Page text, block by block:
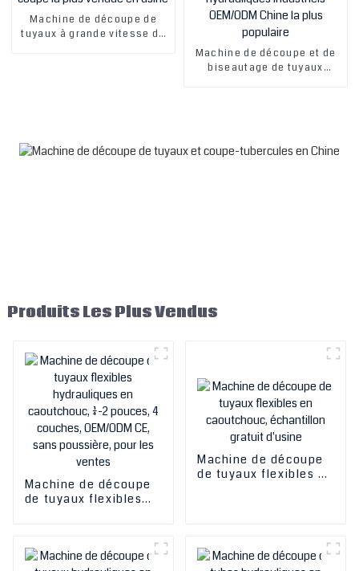
Machine de découpe de
tuyaux à grande vitesse de
Machine de découpe et de
biseautage de tuyaux
Produits Les Plus Vendus
Machine de découpe
de tuyaux flexibles
OEM/ODM CE, sans
Machine de découpe
de tuyaux flexibles en